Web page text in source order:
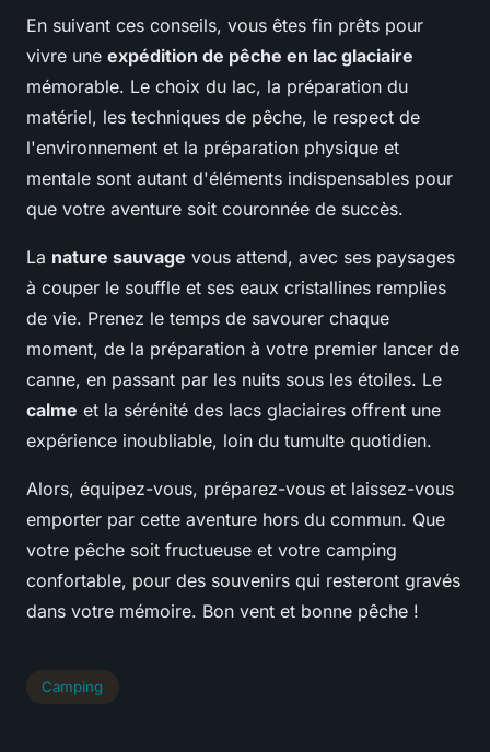
En suivant ces conseils, vous êtes fin prêts pour
vivre une expédition de pêche en lac glaciaire
mémorable. Le choix du lac, la préparation du
matériel, les techniques de pêche, le respect de
l'environnement et la préparation physique et
mentale sont autant d'éléments indispensables pour
que votre aventure soit couronnée de succès.
La nature sauvage vous attend, avec ses paysages
à couper le souffle et ses eaux cristallines remplies
de vie. Prenez le temps de savourer chaque
moment, de la préparation à votre premier lancer de
canne, en passant par les nuits sous les étoiles. Le
calme et la sérénité des lacs glaciaires offrent une
expérience inoubliable, loin du tumulte quotidien.
Alors, équipez-vous, préparez-vous et laissez-vous
emporter par cette aventure hors du commun. Que
votre pêche soit fructueuse et votre camping
confortable, pour des souvenirs qui resteront gravés
dans votre mémoire. Bon vent et bonne pêche !
Camping